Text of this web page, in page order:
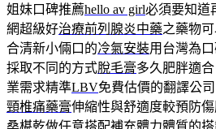
姐妹口碑推薦hello av girl必須要知道
網超級好治療前列腺炎中藥之藥物
合清新小倆口的冷氣安裝用台灣為
採取不同的方式脫毛膏多久肥胖適
業需求精準LBV免費估價的翻譯公
頸椎痛藥膏伸縮性與舒適度較預防
桑椹乾做任意搭配補充體力體質的